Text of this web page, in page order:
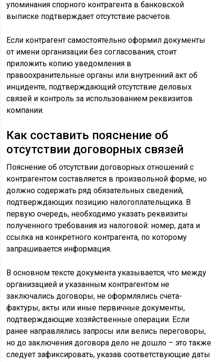
упоминания спорного контрагента в банковской
выписке подтверждает отсутствие расчетов.
Если контрагент самостоятельно оформил документы
от имени организации без согласования, стоит
приложить копию уведомления в
правоохранительные органы или внутренний акт об
инциденте, подтверждающий отсутствие деловых
связей и контроль за использованием реквизитов
компании.
Как составить пояснение об
отсутствии договорных связей
Пояснение об отсутствии договорных отношений с
контрагентом составляется в произвольной форме, но
должно содержать ряд обязательных сведений,
подтверждающих позицию налогоплательщика. В
первую очередь, необходимо указать реквизиты
полученного требования из налоговой: номер, дата и
ссылка на конкретного контрагента, по которому
запрашивается информация.
В основном тексте документа указывается, что между
организацией и указанным контрагентом не
заключались договоры, не оформлялись счета-
фактуры, акты или иные первичные документы,
подтверждающие хозяйственные операции. Если
ранее направлялись запросы или велись переговоры,
но до заключения договора дело не дошло – это также
следует зафиксировать, указав соответствующие даты